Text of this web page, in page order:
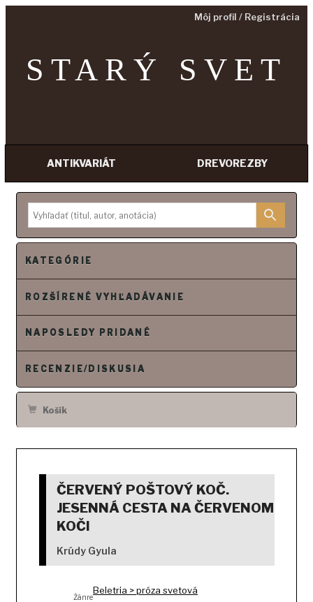
Môj profil / Registrácia
STARÝ SVET
ANTIKVARIÁT DREVOREZBY
KATEGÓRIE
ROZŠÍRENÉ VYHĽADÁVANIE
NAPOSLEDY PRIDANÉ
RECENZIE/DISKUSIA
Košík
ČERVENÝ POŠTOVÝ KOČ.
JESENNÁ CESTA NA ČERVENOM
KOČI
Krúdy Gyula
Žánre
Beletria > próza svetová